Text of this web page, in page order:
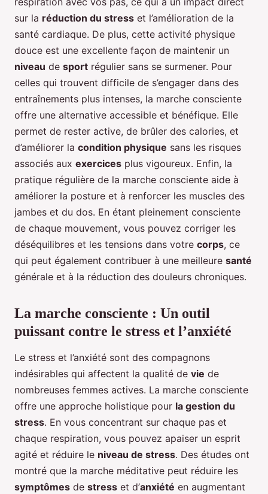
sur la réduction du stress et l’amélioration de la
santé cardiaque. De plus, cette activité physique
douce est une excellente façon de maintenir un
niveau de sport régulier sans se surmener. Pour
celles qui trouvent difficile de s’engager dans des
entraînements plus intenses, la marche consciente
offre une alternative accessible et bénéfique. Elle
permet de rester active, de brûler des calories, et
d’améliorer la condition physique sans les risques
associés aux exercices plus vigoureux. Enfin, la
pratique régulière de la marche consciente aide à
améliorer la posture et à renforcer les muscles des
jambes et du dos. En étant pleinement consciente
de chaque mouvement, vous pouvez corriger les
déséquilibres et les tensions dans votre corps, ce
qui peut également contribuer à une meilleure santé
générale et à la réduction des douleurs chroniques.
La marche consciente : Un outil
puissant contre le stress et l’anxiété
Le stress et l’anxiété sont des compagnons
indésirables qui affectent la qualité de vie de
nombreuses femmes actives. La marche consciente
offre une approche holistique pour la gestion du
stress. En vous concentrant sur chaque pas et
chaque respiration, vous pouvez apaiser un esprit
agité et réduire le niveau de stress. Des études ont
montré que la marche méditative peut réduire les
symptômes de stress et d’anxiété en augmentant